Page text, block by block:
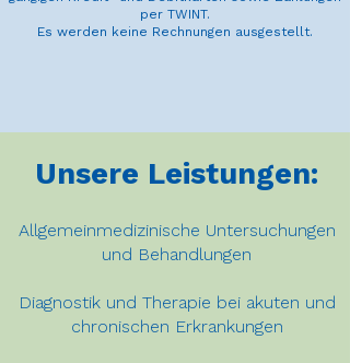
per TWINT.
Es werden keine Rechnungen ausgestellt.
Unsere Leistungen:
Allgemeinmedizinische Untersuchungen
und Behandlungen
Diagnostik und Therapie bei akuten und
chronischen Erkrankungen